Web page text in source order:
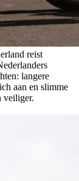
reist
langere
aan en slimme
veiliger.